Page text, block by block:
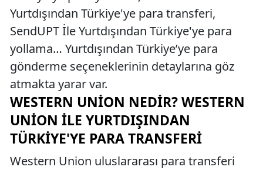
Yurtdışından Türkiye'ye para transferi,
SendUPT İle Yurtdışından Türkiye'ye para
yollama… Yurtdışından Türkiye’ye para
gönderme seçeneklerinin detaylarına göz
atmakta yarar var.
WESTERN UNION NEDIR? WESTERN
UNION İLE YURTDIŞINDAN
TÜRKIYE'YE PARA TRANSFERI
Western Union uluslararası para transferi